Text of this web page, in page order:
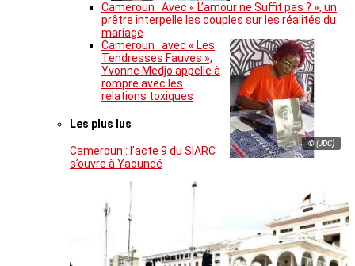
Cameroun : Avec « L’amour ne Suffit pas ? », un
prêtre interpelle les couples sur les réalités du
mariage
© (JDC)
Cameroun : avec « Les
Tendresses Fauves »,
Yvonne Medjo appelle à
rompre avec les
relations toxiques
Les plus lus
Cameroun : l’acte 9 du SIARC
s’ouvre à Yaoundé